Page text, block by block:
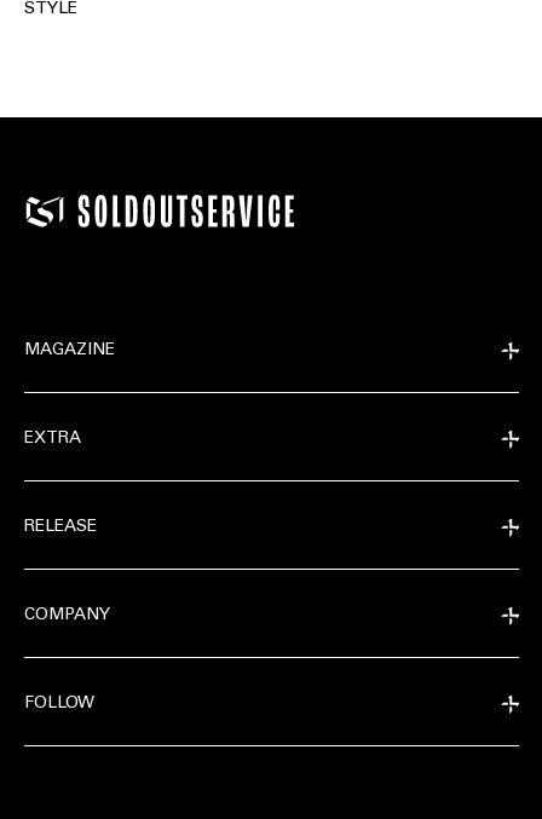
STYLE
MAGAZINE
EXTRA
RELEASE
COMPANY
FOLLOW